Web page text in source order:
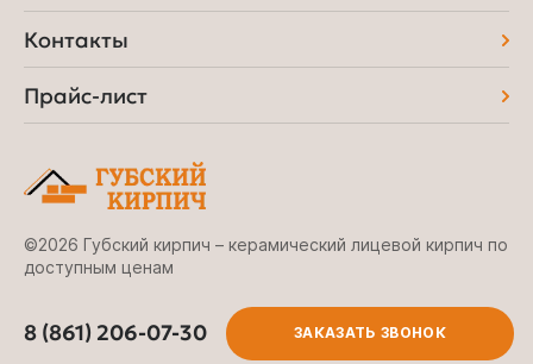
Контакты
Прайс-лист
©2026 Губский кирпич – керамический лицевой кирпич по
доступным ценам
8 (861) 206-07-30 ЗАКАЗАТЬ ЗВОНОК